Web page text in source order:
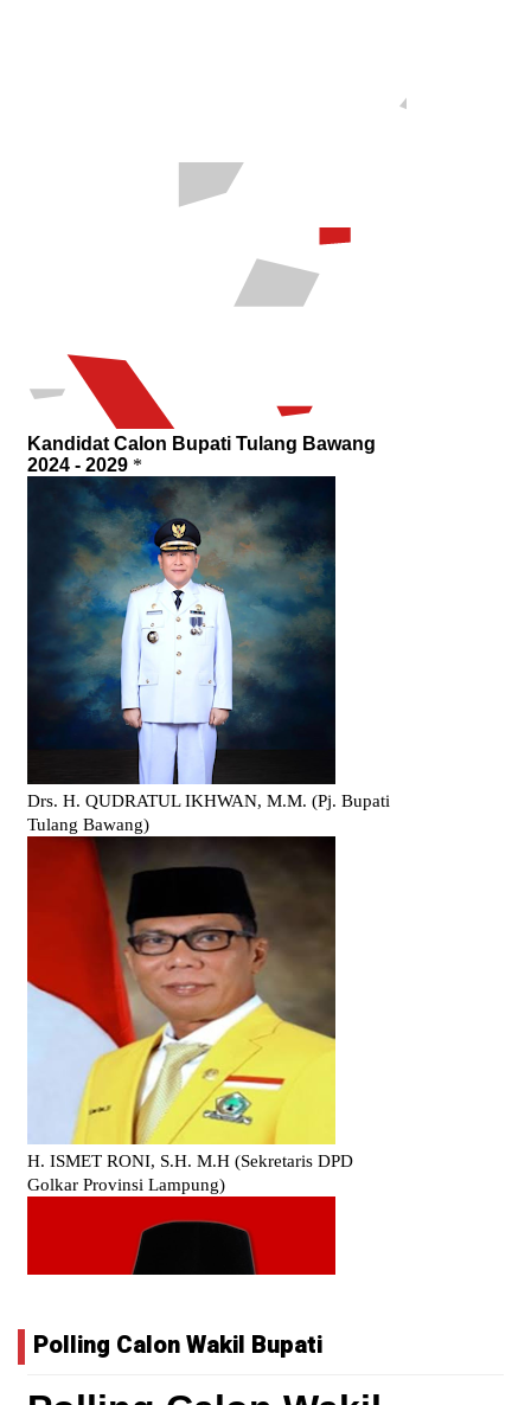
Polling Calon Wakil Bupati